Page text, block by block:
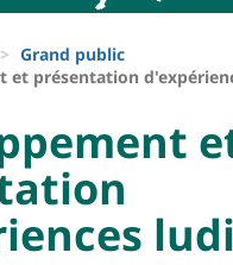
Grand public
et présentation